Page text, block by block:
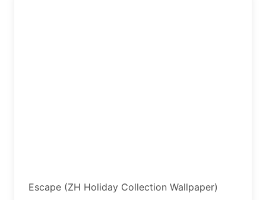
Escape (ZH Holiday Collection Wallpaper)